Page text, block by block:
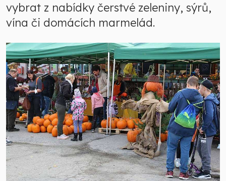
vybrat z nabídky čerstvé zeleniny, sýrů,
vína či domácích marmelád.